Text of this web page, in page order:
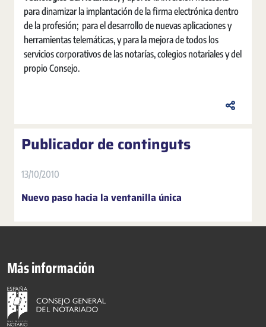
para dinamizar la implantación de la firma electrónica dentro
de la profesión; para el desarrollo de nuevas aplicaciones y
herramientas telemáticas, y para la mejora de todos los
servicios corporativos de las notarías, colegios notariales y del
propio Consejo.
Publicador de continguts
13/10/2010
Nuevo paso hacia la ventanilla única
Más información